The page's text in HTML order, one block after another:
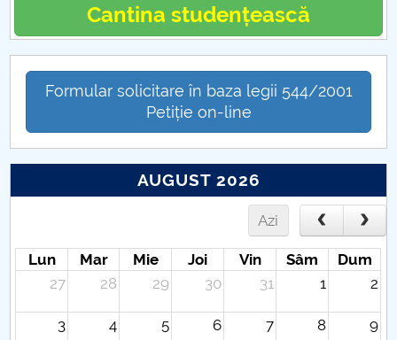
Cantina studențească
Formular solicitare în baza legii 544/2001
Petiție on-line
AUGUST 2026
Azi
Lun Mar Mie Joi Vin Sâm
Dum
27
28 29 30 31 1 2
3 4 5 6 7 8 9